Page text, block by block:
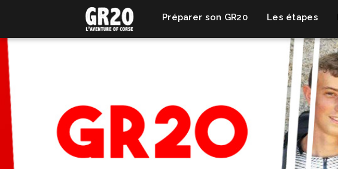
Préparer son GR20 Les étapes